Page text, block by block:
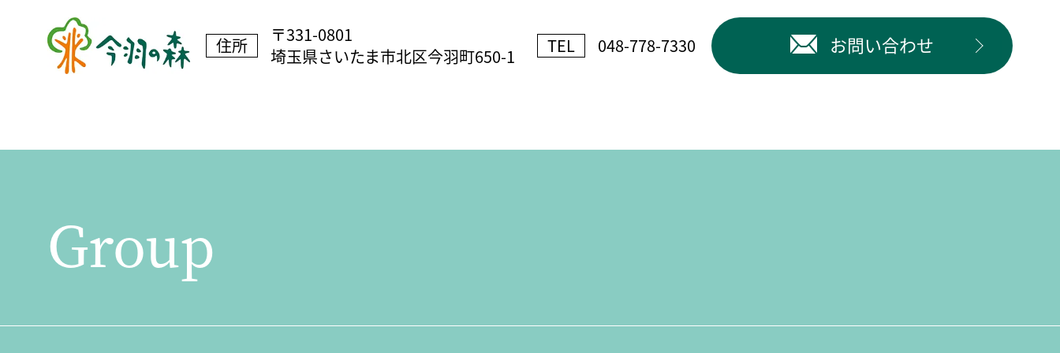
住所
〒331-0801
埼玉県さいたま市北区今羽町650-1
TEL 048-778-7330 お問い合わせ
Group